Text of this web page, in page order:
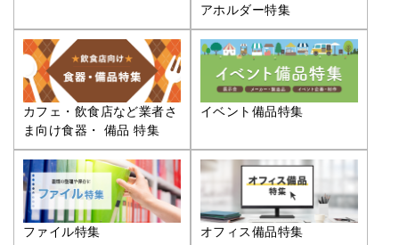
アホルダー特集
カフェ・飲食店など業者さ
ま向け食器・ 備品 特集
イベント備品特集
ファイル特集 オフィス備品特集